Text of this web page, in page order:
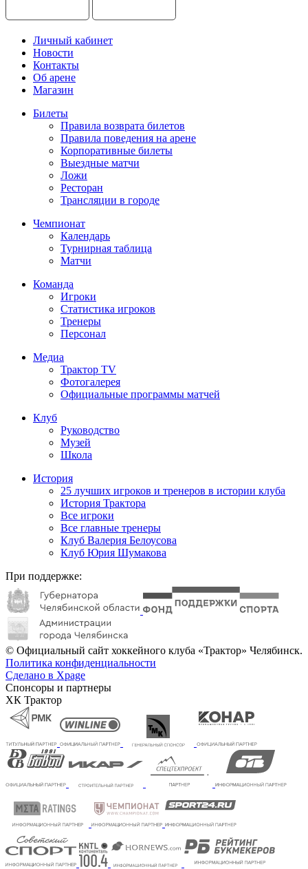
Личный кабинет
Новости
Контакты
Об арене
Магазин
Билеты
Правила возврата билетов
Правила поведения на арене
Корпоративные билеты
Выездные матчи
Ложи
Ресторан
Трансляции в городе
Чемпионат
Календарь
Турнирная таблица
Матчи
Команда
Игроки
Статистика игроков
Тренеры
Персонал
Медиа
Трактор TV
Фотогалерея
Официальные программы матчей
Клуб
Руководство
Музей
Школа
История
25 лучших игроков и тренеров в истории клуба
История Трактора
Все игроки
Все главные тренеры
Клуб Валерия Белоусова
Клуб Юрия Шумакова
При поддержке:
© Официальный сайт хоккейного клуба «Трактор» Челябинск.
Политика конфиденциальности
Сделано в Xpage
Спонсоры и партнеры
ХК Трактор